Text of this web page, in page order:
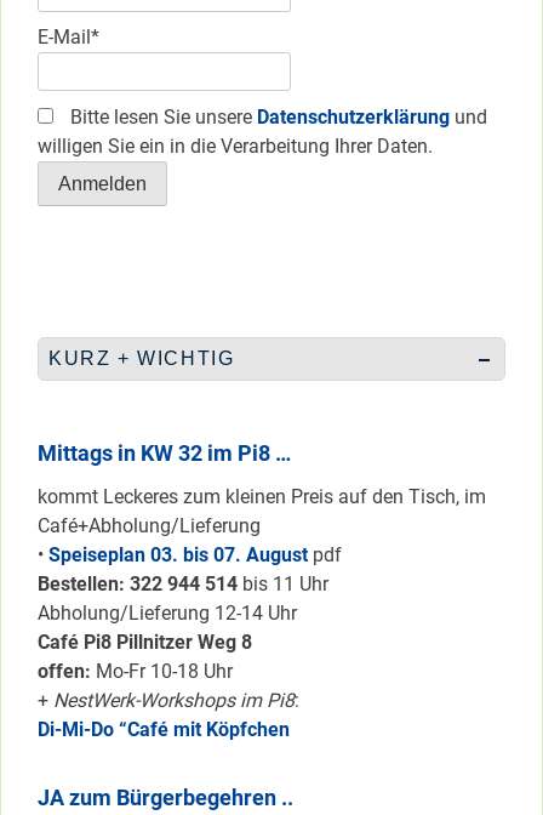
E-Mail*
Bitte lesen Sie unsere Datenschutzerklärung und
willigen Sie ein in die Verarbeitung Ihrer Daten.
KURZ + WICHTIG
Mittags in KW 32 im Pi8 …
kommt Leckeres zum kleinen Preis auf den Tisch, im
Café+Abholung/Lieferung
• Speiseplan 03. bis 07. August pdf
Bestellen: 322 944 514 bis 11 Uhr
Abholung/Lieferung 12-14 Uhr
Café Pi8 Pillnitzer Weg 8
offen: Mo-Fr 10-18 Uhr
+ NestWerk-Workshops im Pi8:
Di-Mi-Do “Café mit Köpfchen
JA zum Bürgerbegehren ..